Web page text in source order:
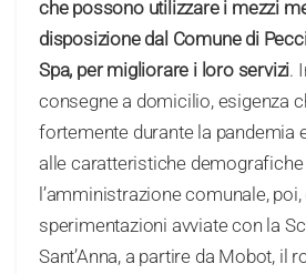
che possono utilizzare i mezzi
disposizione dal Comune di
Spa, per migliorare i loro servizi.
consegne a domicilio, esigenza
fortemente durante la pandemia
alle caratteristiche demografiche
l’amministrazione comunale,
sperimentazioni avviate con la
Sant’Anna, a partire da Mobot, il